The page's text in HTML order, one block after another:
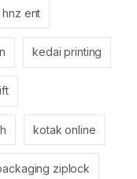
hnz ent
kedai printing
kotak online
ziplock